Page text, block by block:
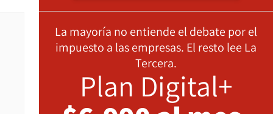
La mayoría no entiende el debate por el
impuesto a las empresas. El resto lee La
Tercera.
Plan Digital+